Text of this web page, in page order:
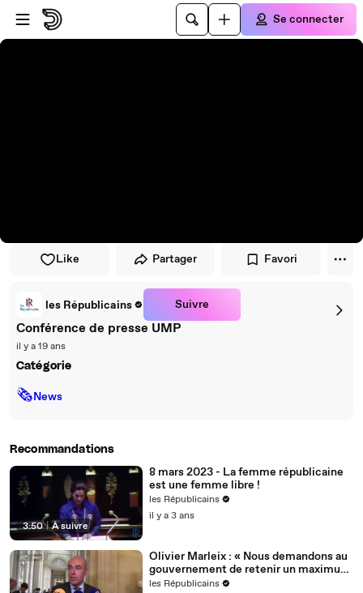
Passer au player
Passer au contenu principal
Se connecter
Like Partager Favori
les Républicains Suivre
Conférence de presse UMP
il y a 19 ans
Catégorie
🗞News
Recommandations
3:50 | À suivre
8 mars 2023 - La femme républicaine
est une femme libre !
les Républicains
il y a 3 ans
Olivier Marleix : « Nous demandons au
gouvernement de retenir un maximum
de nos propositions. »
les Républicains